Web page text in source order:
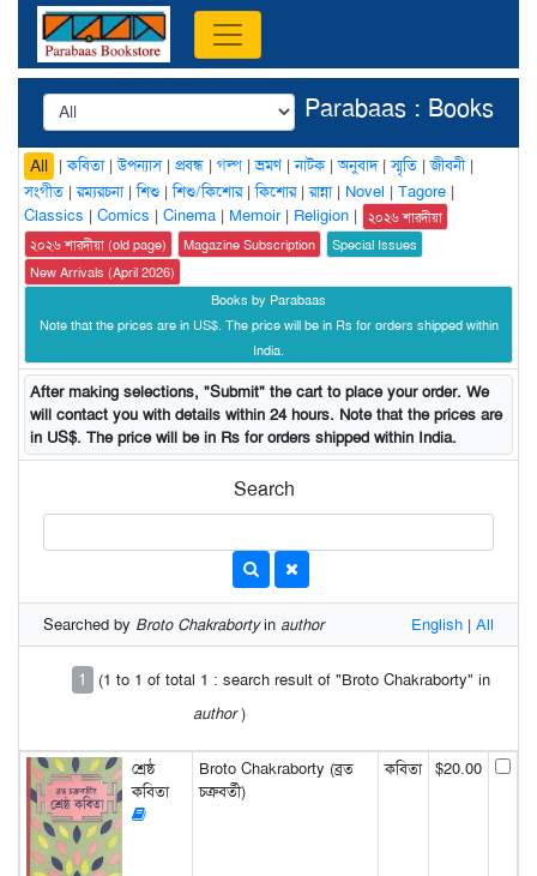
Parabaas : Books
All |কবিতা|উপন্যাস| প্রবন্ধ | গল্প |ভ্রমণ|নাটক |অনুবাদ|স্মৃতি |জীবনী|
সংগীত |রম্যরচনা|শিশু |শিশু/কিশোর|কিশোর|রান্না| Novel | Tagore |
Classics | Comics | Cinema | Memoir| Religion |
২০২৬ শারদীয়া
২০২৬ শারদীয়া (old page)
Magazine Subscription
Special Issues
New Arrivals (April 2026)
Books by Parabaas
Note that the prices are in US$. The price will be in Rs for orders shipped within
India.
After making selections, "Submit" the cart to place your order. We
will contact you with details within 24 hours. Note that the prices are
in US$. The price will be in Rs for orders shipped within India.
Search
Searched by Broto Chakrabortyin author English | All
1
(1 to 1 of total 1 : search result of "Broto Chakraborty" in
author)
শ্রেষ্ঠ
কবিতা
Broto Chakraborty (ব্রত
চক্রবর্তী)
কবিতা $20.00